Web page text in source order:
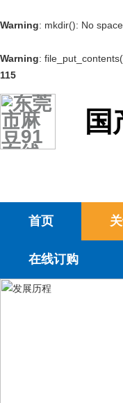
Warning: mkdir(): No
Warning:
115
首页
在线订购